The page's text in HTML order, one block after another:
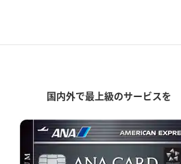
国内外で最上級のサービスを